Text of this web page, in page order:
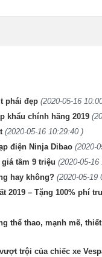
phái đẹp (2020-05-16
khẩu chính hãng 2019
(2020-05-16 10:29:40 )
điện Ninja Dibao (2020-
tầm 9 triệu (2020-05-16
hay không? (2020-05-19
2019 – Tặng 100% phí
thể thao, mạnh mẽ,
trội của chiếc xe